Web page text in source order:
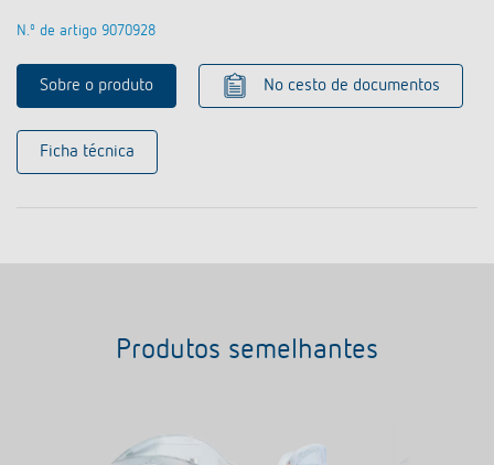
N.º de artigo 9070928
Sobre o produto No cesto de documentos
Ficha técnica
Produtos semelhantes